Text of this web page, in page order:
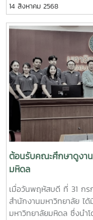
พะเยา รวมทั้งสิ้น 30 คน
เกียรติจาก รองศาสตรา
อธิการบดี มหาวิทยาลัย
จากนั้น ทั้งสองหน่วยงาน
ดำเนินงาน โดยเฉพาะใน
เทคโนโลยีสารสนเทศมาใ
คลัง แนวทางการใช้กฎห
การนำทรัพย์สินของมหาวิ
ตลอดจนแนวทางการบริ
จัดซื้อจัดจ้าง และการใช้
นั้น ในการนี้ มหาวิทยาลัย
งานในการจัดตั้ง
มหาวิทยาลัยแม่โจ้ได้นำร่
มาโกร โฮงดิ้ง จำกัด" แล
องค์กรต่อไป
14 สิงหาคม 2568
ต้อนรับคณะศึกษาดูงา
มหิดล
เมื่อวันพฤหัสบดี ที่ 31 ก
สำนักงานมหาวิทยาลัย ไ
มหาวิทยาลัยมหิดล ซึ่งนำ